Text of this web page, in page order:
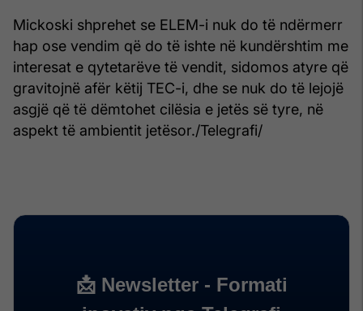
Mickoski shprehet se ELEM-i nuk do të ndërmerr
hap ose vendim që do të ishte në kundërshtim me
interesat e qytetarëve të vendit, sidomos atyre që
gravitojnë afër këtij TEC-i, dhe se nuk do të lejojë
asgjë që të dëmtohet cilësia e jetës së tyre, në
aspekt të ambientit jetësor./Telegrafi/